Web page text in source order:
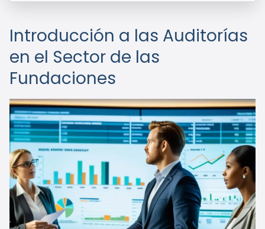
Introducción a las Auditorías
en el Sector de las
Fundaciones